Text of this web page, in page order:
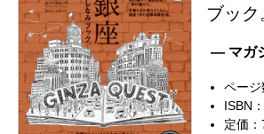
ブック
— マガ
ペー
ISBN
定価